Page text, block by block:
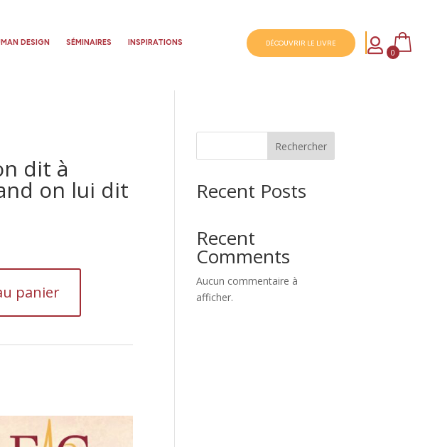
DESIGN SÉMINAIRES INSPIRATIONS DÉCOUVRIR LE LIVRE  0
dit à
on lui dit
panier
Rechercher
Recent Posts
Recent
Comments
Aucun commentaire à
afficher.